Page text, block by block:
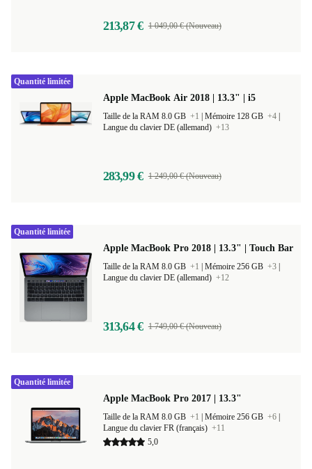
213,87 € 1 049,00 € (Nouveau)
Apple MacBook Air 2018 | 13.3" | i5
Taille de la RAM 8.0 GB +1 Mémoire 128 GB +4
Langue du clavier DE (allemand) +13
283,99 € 1 249,00 € (Nouveau)
Quantité limitée
Apple MacBook Pro 2018 | 13.3" | Touch Bar
Taille de la RAM 8.0 GB +1 Mémoire 256 GB +3
Langue du clavier DE (allemand) +12
313,64 € 1 749,00 € (Nouveau)
Quantité limitée
Apple MacBook Pro 2017 | 13.3"
Taille de la RAM 8.0 GB +1 Mémoire 256 GB +6
Langue du clavier FR (français) +11
5,0
Quantité limitée